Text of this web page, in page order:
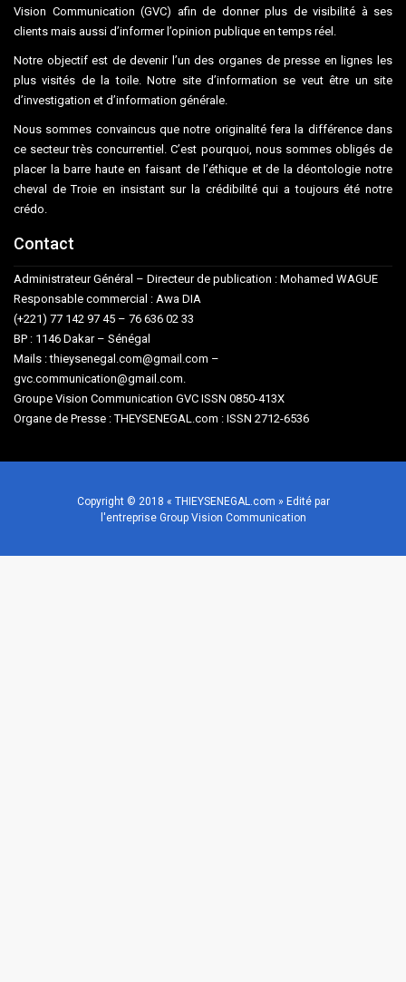
Vision Communication (GVC) afin de donner plus de visibilité à ses
clients mais aussi d’informer l’opinion publique en temps réel.
Notre objectif est de devenir l’un des organes de presse en lignes les
plus visités de la toile. Notre site d’information se veut être un site
d’investigation et d’information générale.
Nous sommes convaincus que notre originalité fera la différence dans
ce secteur très concurrentiel. C’est pourquoi, nous sommes obligés de
placer la barre haute en faisant de l’éthique et de la déontologie notre
cheval de Troie en insistant sur la crédibilité qui a toujours été notre
crédo.
Contact
Administrateur Général – Directeur de publication : Mohamed WAGUE
Responsable commercial : Awa DIA
(+221) 77 142 97 45 – 76 636 02 33
BP : 1146 Dakar – Sénégal
Mails : thieysenegal.com@gmail.com –
gvc.communication@gmail.com.
Groupe Vision Communication GVC ISSN 0850-413X
Organe de Presse : THEYSENEGAL.com : ISSN 2712-6536
Copyright © 2018 « THIEYSENEGAL.com » Edité par
l'entreprise Group Vision Communication